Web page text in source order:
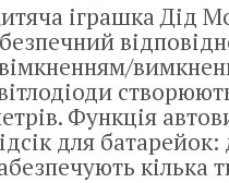
іграшка Дід
Функція
для
кілька